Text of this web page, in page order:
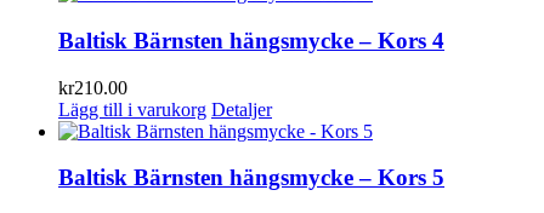
Baltisk Bärnsten hängsmycke – Kors 4
kr210.00
Lägg till i varukorg Detaljer
Baltisk Bärnsten hängsmycke – Kors 5